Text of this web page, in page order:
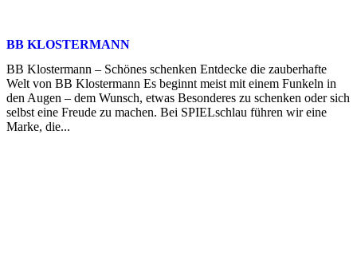
BB KLOSTERMANN
BB Klostermann – Schönes schenken Entdecke die zauberhafte
Welt von BB Klostermann Es beginnt meist mit einem Funkeln in
den Augen – dem Wunsch, etwas Besonderes zu schenken oder sich
selbst eine Freude zu machen. Bei SPIELschlau führen wir eine
Marke, die...